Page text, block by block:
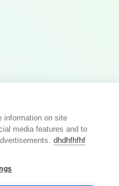
information on site
media features and to
dhdhfhfhf